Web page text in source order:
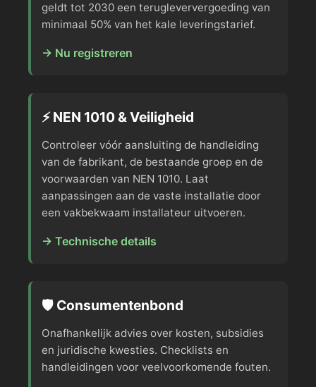
geldt tot 2030 een terugleververgoeding van
minimaal 50% van het kale leveringstarief.
→ Nu registreren
⚡ NEN 1010 & Veiligheid
Controleer vóór aansluiting de handleiding
van de fabrikant, de bestaande groep en de
voorwaarden van NEN 1010. Laat
aanpassingen aan de vaste installatie door
een vakbekwaam installateur uitvoeren.
→ Technische details
🛡️ Consumentenbond
Onafhankelijk advies over kosten, subsidies
en juridische kwesties. Checklists en
handleidingen voor veelvoorkomende fouten.